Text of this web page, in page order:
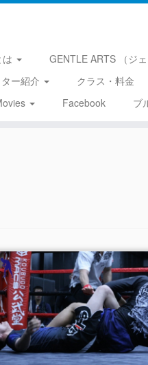
GENTLE ARTS （ジ
ー紹介 クラス・料金
Facebook ブ